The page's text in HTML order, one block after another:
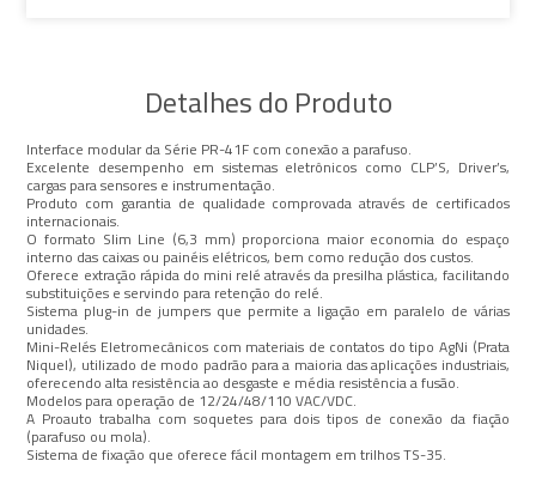
Detalhes do Produto
Interface modular da Série PR-41F com conexão a parafuso.
Excelente desempenho em sistemas eletrônicos como CLP’S, Driver’s,
cargas para sensores e instrumentação.
Produto com garantia de qualidade comprovada através de certificados
internacionais.
O formato Slim Line (6,3 mm) proporciona maior economia do espaço
interno das caixas ou painéis elétricos, bem como redução dos custos.
Oferece extração rápida do mini relé através da presilha plástica, facilitando
substituições e servindo para retenção do relé.
Sistema plug-in de jumpers que permite a ligação em paralelo de várias
unidades.
Mini-Relés Eletromecânicos com materiais de contatos do tipo AgNi (Prata
Niquel), utilizado de modo padrão para a maioria das aplicações industriais,
oferecendo alta resistência ao desgaste e média resistência a fusão.
Modelos para operação de 12/24/48/110 VAC/VDC.
A Proauto trabalha com soquetes para dois tipos de conexão da fiação
(parafuso ou mola).
Sistema de fixação que oferece fácil montagem em trilhos TS-35.